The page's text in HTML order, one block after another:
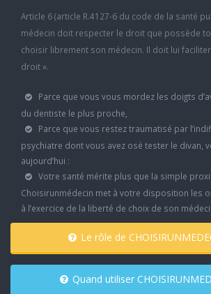
Article 6 (article R.4127-6 du code de la santé
médecin doit respecter le droit que possède
choisir librement son médecin. Il doit lui
droit ».
Parce que vous vous mordez les doigts
du dentiste le plus proche,
Parce que vous restez traumatisé par
psychiatre dont vous avez osé tester le divan,
aujourd’hui :
Votre santé mérite plus que la simple
Choisirunmédecin met à votre disposition les
à l’exercice de la liberté de choix de son
Le rôle de
Quand utiliser